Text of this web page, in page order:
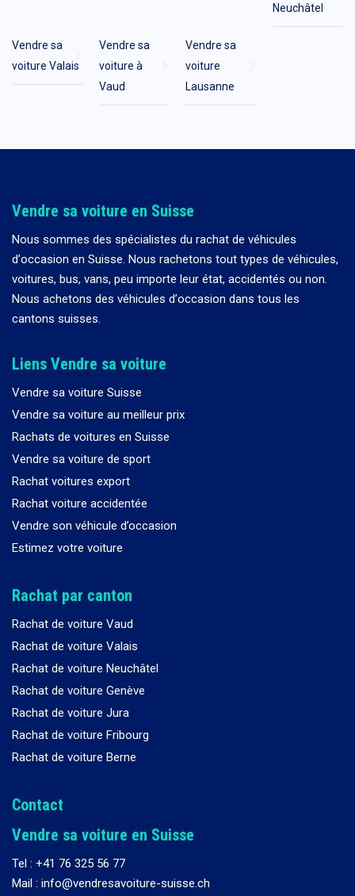
Neuchâtel
Vendre sa
voiture Valais
Vendre sa
voiture à
Vaud
Vendre sa
voiture
Lausanne
Vendre sa voiture en Suisse
Nous sommes des spécialistes du rachat de véhicules
d’occasion en Suisse. Nous rachetons tout types de véhicules,
voitures, bus, vans, peu importe leur état, accidentés ou non.
Nous achetons des véhicules d’occasion dans tous les
cantons suisses.
Liens Vendre sa voiture
Vendre sa voiture Suisse
Vendre sa voiture au meilleur prix
Rachats de voitures en Suisse
Vendre sa voiture de sport
Rachat voitures export
Rachat voiture accidentée
Vendre son véhicule d’occasion
Estimez votre voiture
Rachat par canton
Rachat de voiture Vaud
Rachat de voiture Valais
Rachat de voiture Neuchâtel
Rachat de voiture Genève
Rachat de voiture Jura
Rachat de voiture Fribourg
Rachat de voiture Berne
Contact
Vendre sa voiture en Suisse
Tel : +41 76 325 56 77
Mail : info@vendresavoiture-suisse.ch